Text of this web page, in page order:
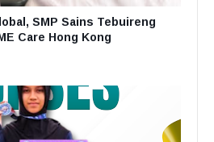
SMP Sains Tebuireng
Care Hong Kong